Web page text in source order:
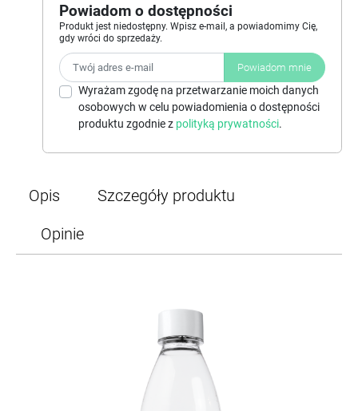
Powiadom o dostępności
Produkt jest niedostępny. Wpisz e-mail, a powiadomimy Cię,
gdy wróci do sprzedaży.
Powiadom mnie
Wyrażam zgodę na przetwarzanie moich danych
osobowych w celu powiadomienia o dostępności
produktu zgodnie z polityką prywatności.
Opis
Szczegóły produktu
Opinie